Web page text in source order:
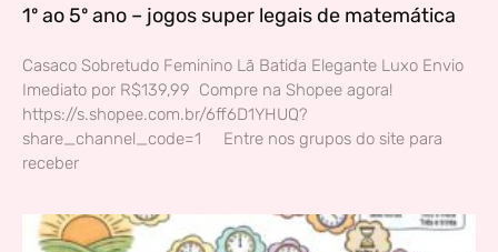
1º ao 5º ano – jogos super legais de matemática
Casaco Sobretudo Feminino Lã Batida Elegante Luxo Envio
Imediato por R$139,99 Compre na Shopee agora!
https://s.shopee.com.br/6ff6D1YHUQ?
share_channel_code=1 Entre nos grupos do site para
receber